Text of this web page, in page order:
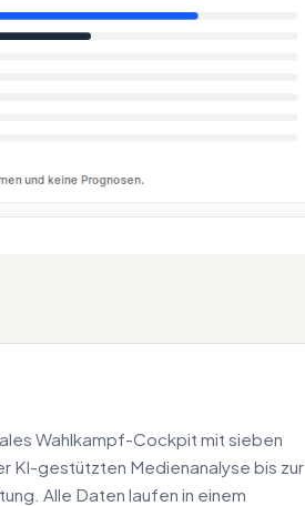
Wahlkampf-Cockpit mit sieben
KI-gestützten Medienanalyse bis zur
Alle Daten laufen in einem